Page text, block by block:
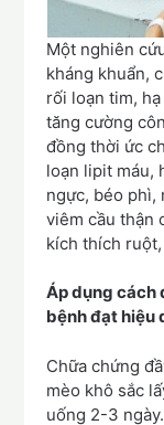
Một nghiên
kháng khuẩn,
rối loạn tim,
tăng cường
đồng thời ức
loạn lipit máu,
ngực, béo phì,
viêm cầu thận
kích thích
Áp dụng cách
bệnh đạt hiệu
Chữa chứng
mèo khô sắc
uống 2-3 ngày.